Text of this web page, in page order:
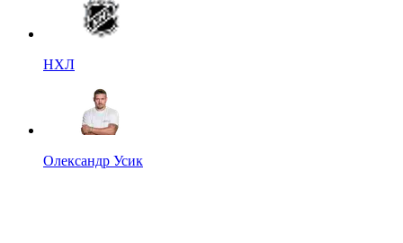
НХЛ
Олександр Усик